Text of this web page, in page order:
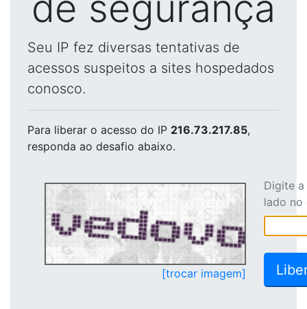
Seu IP fez diversas tentativas de
acessos suspeitos a sites hospedados
conosco.
Para liberar o acesso do IP 216.73.217.85,
responda ao desafio abaixo.
[trocar imagem]
Digite
lado no